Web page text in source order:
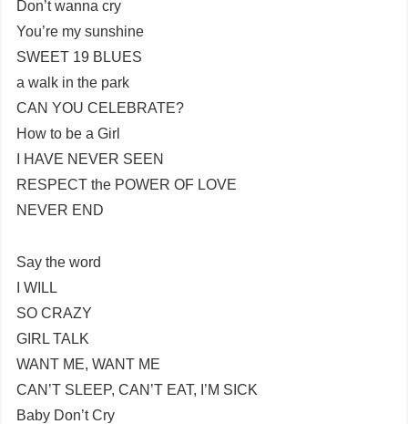
Don’t wanna cry
You’re my sunshine
SWEET 19 BLUES
a walk in the park
CAN YOU CELEBRATE?
How to be a Girl
I HAVE NEVER SEEN
RESPECT the POWER OF LOVE
NEVER END
Say the word
I WILL
SO CRAZY
GIRL TALK
WANT ME, WANT ME
CAN’T SLEEP, CAN’T EAT, I’M SICK
Baby Don’t Cry